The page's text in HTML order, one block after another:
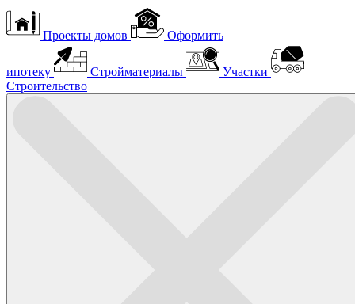
Проекты домов Оформить
ипотеку Стройматериалы
Участки
Строительство